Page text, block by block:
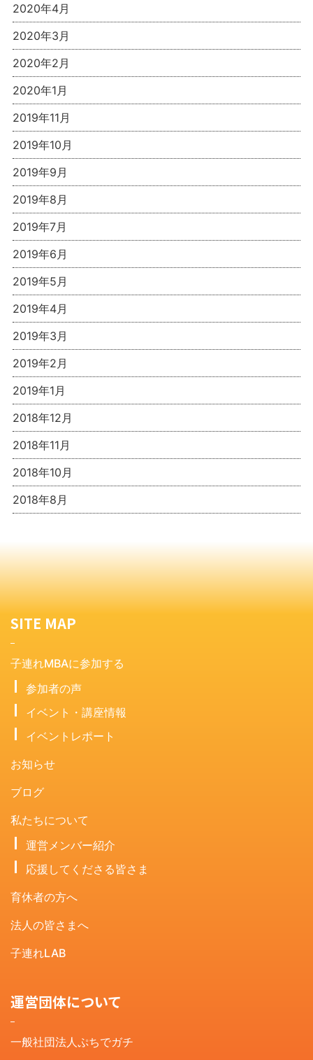
2020年4月
2020年3月
2020年2月
2020年1月
2019年11月
2019年10月
2019年9月
2019年8月
2019年7月
2019年6月
2019年5月
2019年4月
2019年3月
2019年2月
2019年1月
2018年12月
2018年11月
2018年10月
2018年8月
SITE MAP
子連れMBAに参加する
参加者の声
イベント・講座情報
イベントレポート
お知らせ
ブログ
私たちについて
運営メンバー紹介
応援してくださる皆さま
育休者の方へ
法人の皆さまへ
子連れLAB
運営団体について
一般社団法人ぷちでガチ